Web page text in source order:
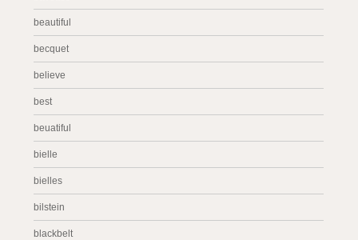
beautiful
becquet
believe
best
beuatiful
bielle
bielles
bilstein
blackbelt